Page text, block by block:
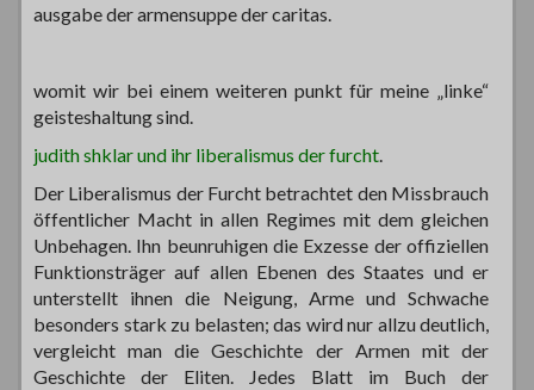
ausgabe der armensuppe der caritas.
womit wir bei einem weiteren punkt für meine „linke“
geisteshaltung sind.
judith shklar und ihr liberalismus der furcht.
Der Liberalismus der Furcht betrachtet den Missbrauch
öffentlicher Macht in allen Regimes mit dem gleichen
Unbehagen. Ihn beunruhigen die Exzesse der offiziellen
Funktionsträger auf allen Ebenen des Staates und er
unterstellt ihnen die Neigung, Arme und Schwache
besonders stark zu belasten; das wird nur allzu deutlich,
vergleicht man die Geschichte der Armen mit der
Geschichte der Eliten. Jedes Blatt im Buch der